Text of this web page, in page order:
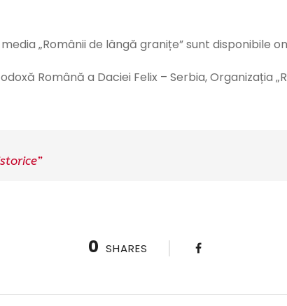
„Românii de lângă granițe” sunt disponibile
Română a Daciei Felix – Serbia, Organizația
0 SHARES